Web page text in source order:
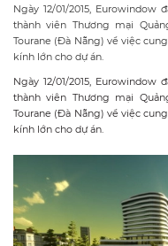
Ngày 12/01/2015,
thành viên Thương mại
Tourane (Đà Nẵng) về việc
kính lớn cho dự án.
Ngày 12/01/2015,
thành viên Thương mại
Tourane (Đà Nẵng) về việc
kính lớn cho dự án.